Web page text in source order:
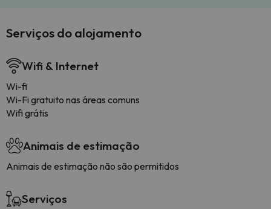
Serviços do alojamento
Wifi & Internet
Wi-fi
Wi-Fi gratuito nas áreas comuns
Wifi grátis
Animais de estimação
Animais de estimação não são permitidos
Serviços